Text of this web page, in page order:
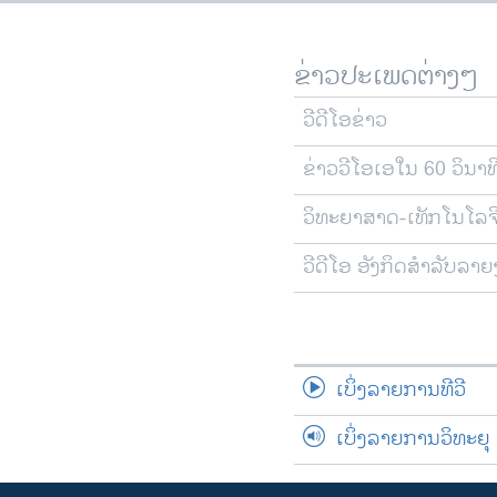
ຂ່າວປະເພດຕ່າງໆ
ວີດີໂອຂ່າວ
ຂ່າວວີໂອເອໃນ 60 ວິນາ
ວິທະຍາສາດ-ເທັກໂນໂລ
ວີດີໂອ ອັງກິດສຳລັບລາຍ
ເບິ່ງລາຍການທີວີ
ເບິ່ງລາຍການວິທະຍຸ